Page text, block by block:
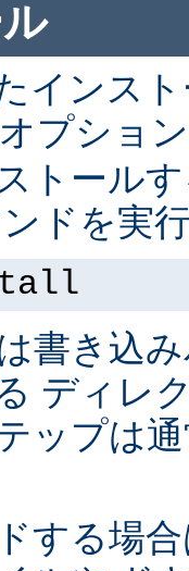
インス
オプショ
トール
ドを実
書き込
ディレ
ップは
する場